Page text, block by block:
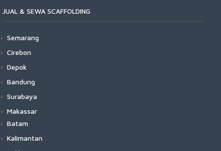
JUAL & SEWA SCAFFOLDING
Semarang
Cirebon
Depok
Bandung
Surabaya
Makassar
Batam
Kalimantan